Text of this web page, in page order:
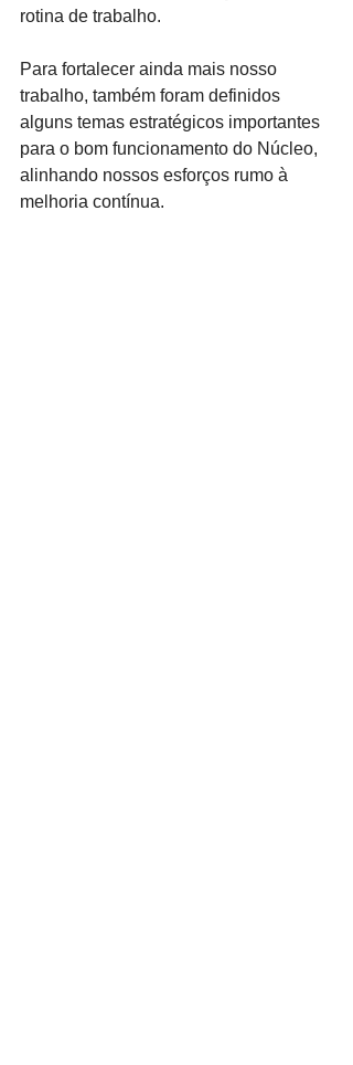
rotina de trabalho.
Para fortalecer ainda mais nosso
trabalho, também foram definidos
alguns temas estratégicos importantes
para o bom funcionamento do Núcleo,
alinhando nossos esforços rumo à
melhoria contínua.